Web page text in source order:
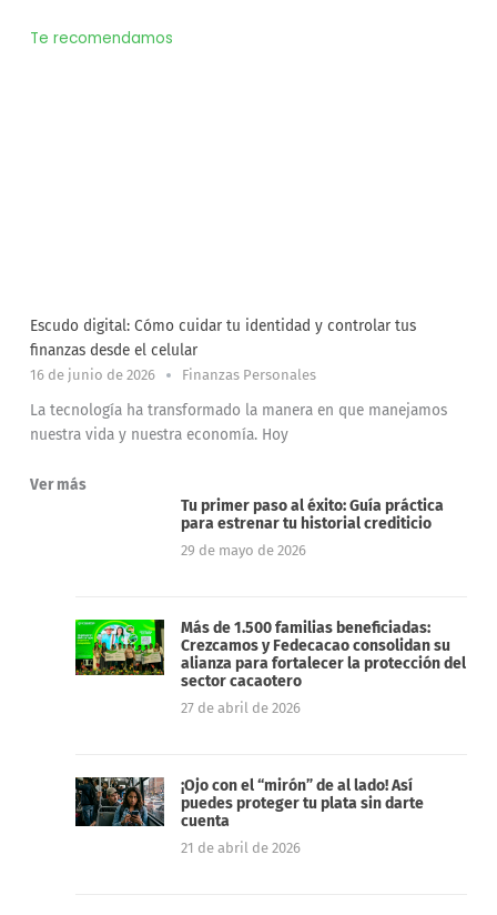
Te recomendamos
Escudo digital: Cómo cuidar tu identidad y controlar tus
finanzas desde el celular
16 de junio de 2026 Finanzas Personales
La tecnología ha transformado la manera en que manejamos
nuestra vida y nuestra economía. Hoy
Ver más
Tu primer paso al éxito: Guía práctica
para estrenar tu historial crediticio
29 de mayo de 2026
Más de 1.500 familias beneficiadas:
Crezcamos y Fedecacao consolidan su
alianza para fortalecer la protección del
sector cacaotero
27 de abril de 2026
¡Ojo con el “mirón” de al lado! Así
puedes proteger tu plata sin darte
cuenta
21 de abril de 2026